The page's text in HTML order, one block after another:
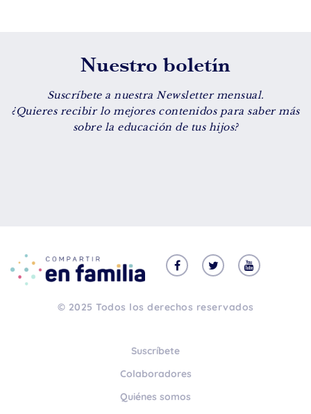
Nuestro boletín
Suscríbete a nuestra Newsletter mensual.
¿Quieres recibir lo mejores contenidos para saber más
sobre la educación de tus hijos?
© 2025 Todos los derechos reservados
Suscríbete
Colaboradores
Quiénes somos